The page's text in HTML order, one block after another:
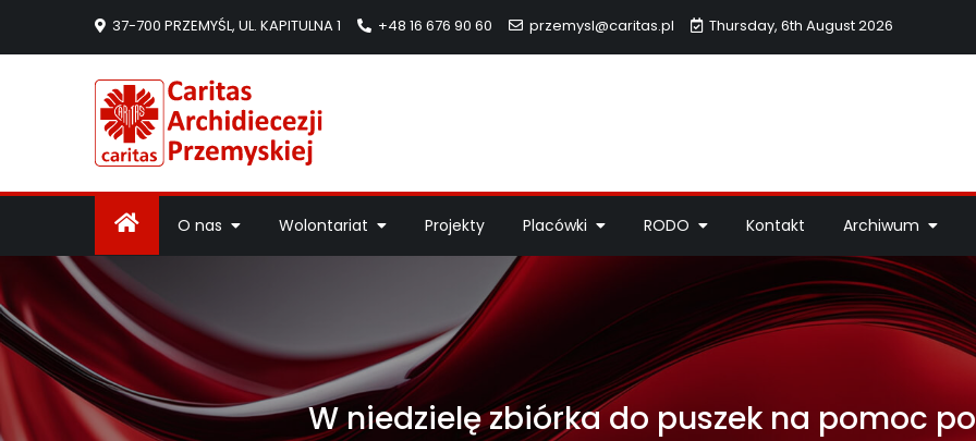
37-700 PRZEMYŚL, UL. KAPITULNA 1 +48 16 676 90 60 przemysl@caritas.pl Thursday, 6th August 2026
O nas Wolontariat Projekty Placówki RODO Kontakt Archiwum
W niedzielę zbiórka do puszek na pomoc